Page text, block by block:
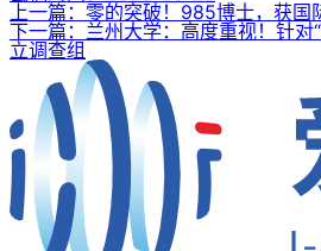
上一篇：零的突破！985博士，获国
下一篇：兰州大学：高度重视！针对
立调查组